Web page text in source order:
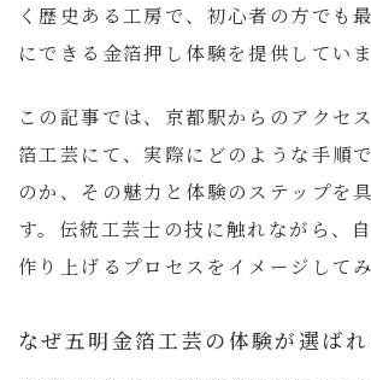
く歴史ある工房で、初心者の方でも
にできる金箔押し体験を提供していま
この記事では、京都駅からのアクセ
箔工芸にて、実際にどのような手順
のか、その魅力と体験のステップを
す。伝統工芸士の技に触れながら、
作り上げるプロセスをイメージして
なぜ五明金箔工芸の体験が選ばれ